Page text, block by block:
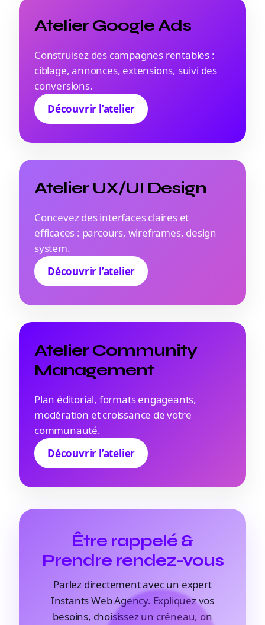
Atelier Google Ads
Construisez des campagnes rentables :
ciblage, annonces, extensions, suivi des
conversions.
Découvrir l’atelier
Atelier UX/UI Design
Concevez des interfaces claires et
efficaces : parcours, wireframes, design
system.
Découvrir l’atelier
Atelier Community
Management
Plan éditorial, formats engageants,
modération et croissance de votre
communauté.
Découvrir l’atelier
Être rappelé &
Prendre rendez-vous
Parlez directement avec un expert
Instants Web Agency. Expliquez vos
besoins, choisissez un créneau, on